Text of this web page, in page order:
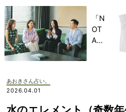
「N
OT
A
記憶
あおきさん占い。
2026.04.01